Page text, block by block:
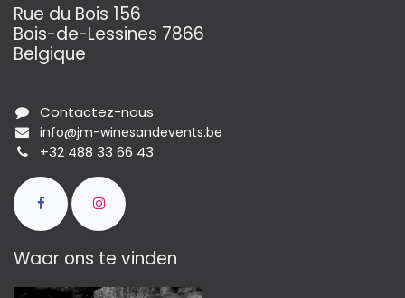
Rue du Bois 156
Bois-de-Lessines 7866
Belgique
Contactez-nous
info@jm-winesandevents.be
+32 488 33 66 43
Waar ons te vinden